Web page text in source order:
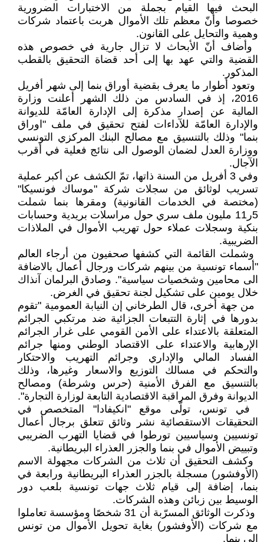
البحث ‏فيها القيام بجملة من الاختبارات ‏الضرورية
خصوصا وأنّ معظم تلك ‏الأموال هربت باعتماد شركات
وهمية ‏والتحايل على القانون‎ .‎
‏ وأضاف أنّ الأبحاث لا تزال جارية ‏في خصوص هذه
القضية والتي عهد بها ‏إلى أحد قضاة التحقيق بالقطب
المذكور‎.‎
‏ وتعود أطوار ما يعرف بقضية أوراق ‏بنما إلى شهر أفريل
2016، إذ في ‏السادس من ذلك الشهر أعلنت وزارة
‏المالية عن إصدار مذكرة إلى الإدارة ‏العامّة للديوانة
والإدارة العامّة للآداءات ‏لفتح تحقيق في ملف "اوراق
بنما" وذلك ‏بالتنسيق مع مصالح البنك المركزي ‏التونسي
ووزارة العدل لضمان الوصول ‏الى نتائج فعلية في أقرب
الآجال‎.
وفي 3 أفريل من السنة ذاتها، تمّ الكشف ‏عن أكبر عملية
تسريب لوثائق من ‏سجلات شركة "موساك فونسيكا"
‏‏(مختصة في الخدمات القانونية) ومقرها ‏بنما شملت
5ر11 مليون ملف سري ‏حول مراسلات بريدية وحسابات
بنكية ‏وسجلات عملاء حول تهريب الأموال في ‏الملاذات
الضريبية‎.‎
‏ وشملت القائمة التي كشفها صحفيون ‏من أرجاء العالم
"أسماء تونسية من بينهم ‏شركات ورجال أعمال بالاضافة
الى ‏محامين وشخصيات سياسية". وصادق ‏البرلمان آنذاك
خلال يومين على تشكيل ‏لجنة تحقيق في الغرض‎.‎
‏ من جهة أخرى، قال الطرخاني إن ‏النيابة العمومية "تقوم
بدورها في إثارة ‏التتبعات الجزائية ضد مرتكبي الجرائم
‏المتعلقة بالاعتداء على الأمن القومي على ‏غرار الجرائم
الإرهابية والاعتداء على ‏الاقتصاد الوطني ومنها جرائم
الفساد ‏المالي والإداري وجرائم التهريب ‏والاحتكار
والتحكم في مسالك التوزيع ‏والاسعار وغيرها، وذلك
بالتنسيق مع ‏الفرق الأمنية (حرس وشرطة) ومصالح
‏الديوانة وفرق المراقبة الاقتصادية التابعة ‏لوزارة التجارة‎".
‏ في تونس، تولّى موقع "انكيفادا" ‏المتخصص في
التحقيقات الاستقصائية ‏نشر وثائق تتعلق برجال أعمال
تونسيين ‏وسياسيين تورطوا في قضايا التهرب ‏الضريبي
وتبييض الأموال في بنما ‏والجزر العذراء البريطانية‎.‎
‏ وكشف التحقيق أن ثلاث من الشركات ‏مجهولة الاسم
(الأوفشور) مسجلة بالجزر ‏العذراء البريطانية ورابعة في
بنما، ‏إضافة إلى قيام ثلاث جهات تونسية بلعب ‏دور
الوسيط بين زبائن وهذه الشركات‎.‎
‏ وذكرت الوثائق المسرّبة أن 31 ‏شخصًا ومؤسسة تعاملوا
مع شركات ‏‏(الأوفشور) بغاية تحويل الأموال من ‏تونس
إلى بنما‎.‎